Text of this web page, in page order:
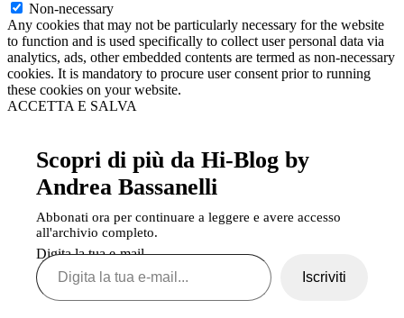
Non-necessary
Any cookies that may not be particularly necessary for the website
to function and is used specifically to collect user personal data via
analytics, ads, other embedded contents are termed as non-necessary
cookies. It is mandatory to procure user consent prior to running
these cookies on your website.
ACCETTA E SALVA
Scopri di più da Hi-Blog by
Andrea Bassanelli
Abbonati ora per continuare a leggere e avere accesso
all'archivio completo.
Digita la tua e-mail...
Iscriviti